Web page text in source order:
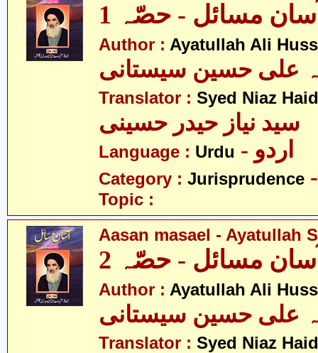
مسائل - حصّہ 1
Author : Ayatullah Ali
علی حسین سیستانی
Translator : Syed Niaz
سید نیاز حیدر حسینی
Language : Urdu - اردو
Category : Jurisprudence
Topic :
Aasan masael - Ayatullah
مسائل - حصّہ 2
Author : Ayatullah Ali
علی حسین سیستانی
Translator : Syed Niaz